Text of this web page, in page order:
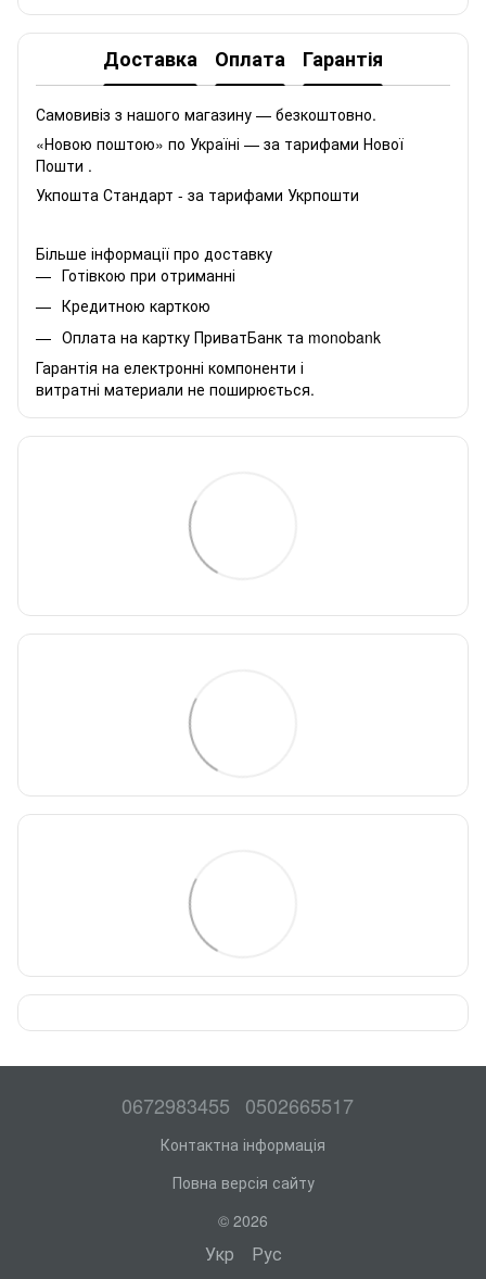
Доставка Оплата Гарантія
Самовивіз з нашого магазину — безкоштовно.
«Новою поштою» по Україні — за тарифами Нової
Пошти .
Укпошта Стандарт - за тарифами Укрпошти
Більше інформації про доставку
Готівкою при отриманні
Кредитною карткою
Оплата на картку ПриватБанк та monobank
Гарантія на електронні компоненти і
витратні материали не поширюється.
0672983455 0502665517
Контактна інформація
Повна версія сайту
© 2026
Укр Рус